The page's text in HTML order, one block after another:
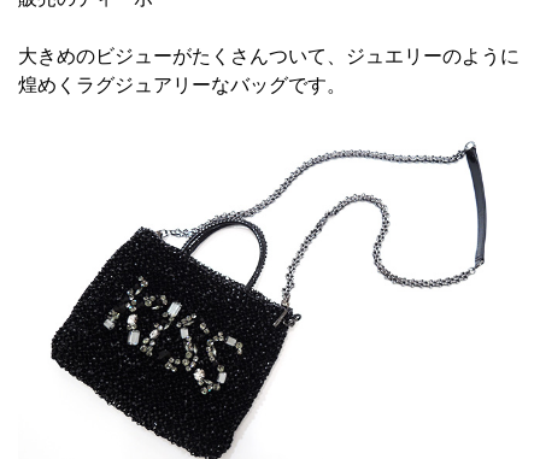
大きめのビジューがたくさんついて、ジュエリーのように
煌めくラグジュアリーなバッグです。